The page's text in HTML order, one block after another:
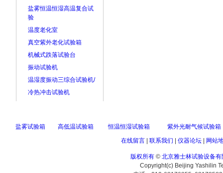
盐雾恒温恒湿高温复合试
验
温度老化室
真空紫外老化试验箱
机械式跌落试验台
振动试验机
温湿度振动三综合试验机/
冷热冲击试验机
盐雾试验箱 高低温试验箱 恒温恒湿试验箱
紫外光耐气候试验箱
在线留言| 联系我们 仪器论坛| 网站
版权所有 © 北京雅士林试验设备有
Copyright(c) Beijing Yashilin